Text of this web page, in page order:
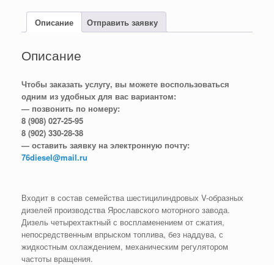
Описание Отправить заявку
Описание
Чтобы заказать услугу, вы можете воспользоваться
одним из удобных для вас вариантом:
— позвонить по номеру:
8 (908) 027-25-95
8 (902) 330-28-38
— оставить заявку на электронную почту:
76diesel@mail.ru
Входит в состав семейства шестицилиндровых V-образных
дизелей производства Ярославского моторного завода.
Дизель четырехтактный с воспламенением от сжатия,
непосредственным впрыском топлива, без наддува, с
жидкостным охлаждением, механическим регулятором
частоты вращения.